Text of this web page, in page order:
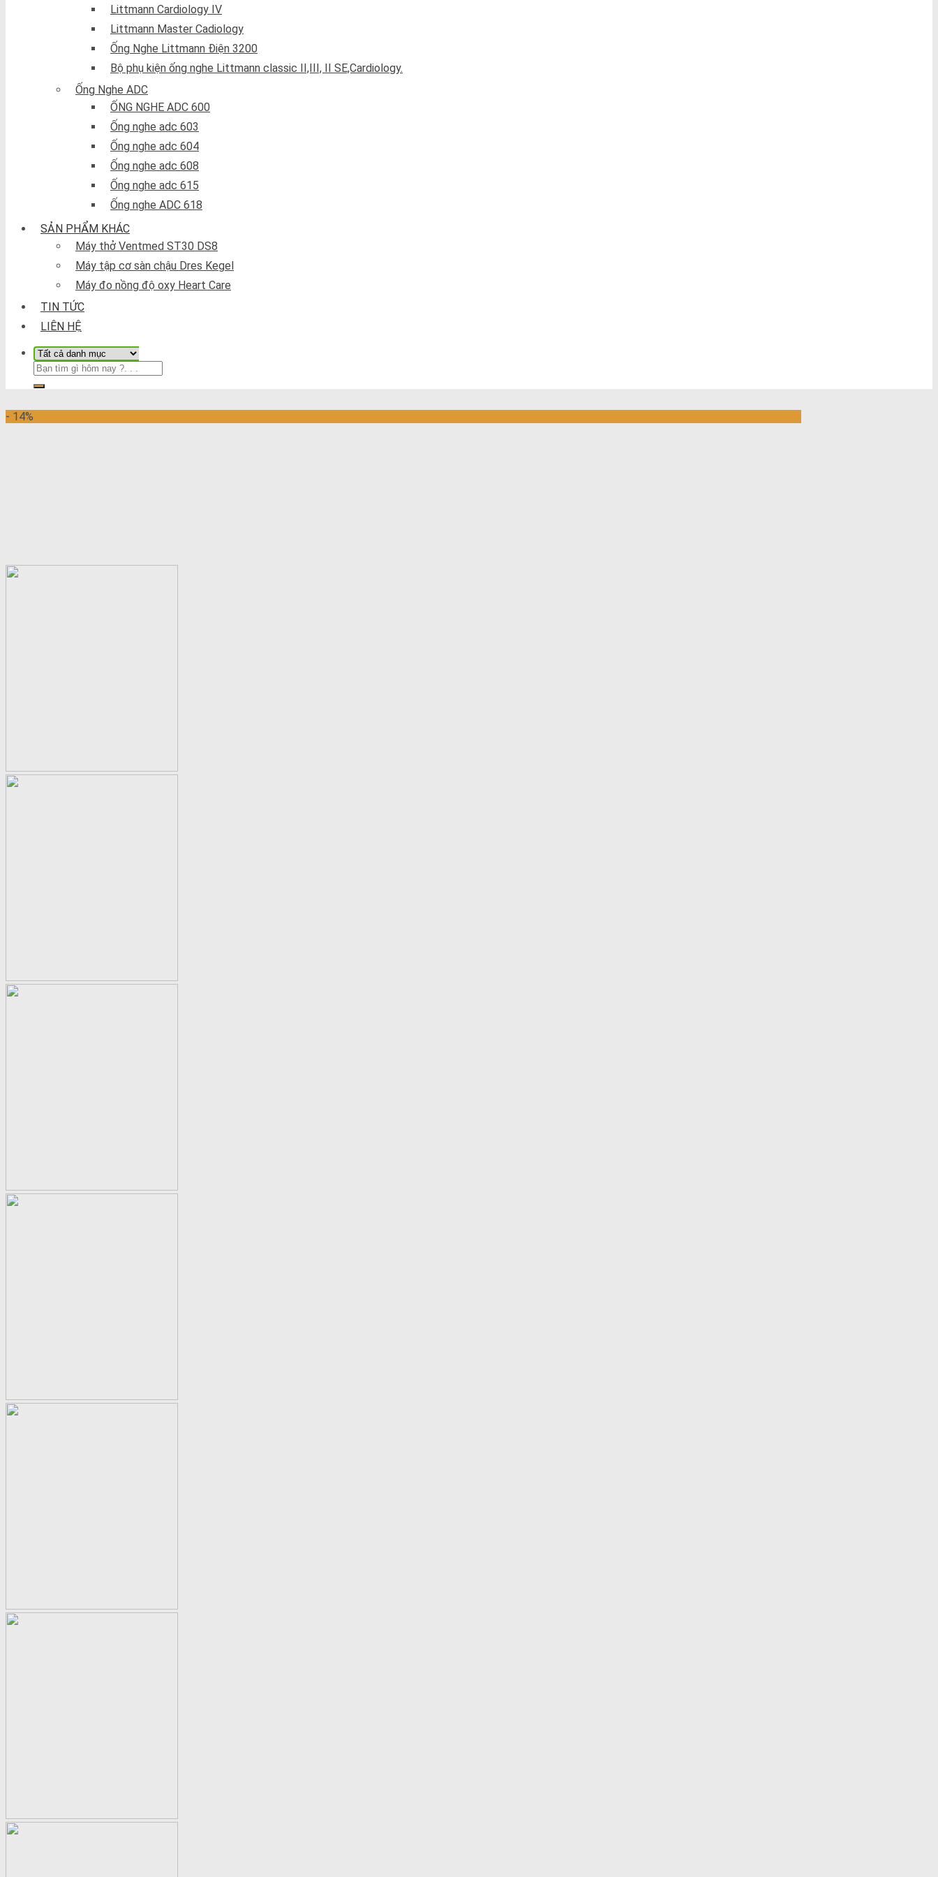
Littmann Cardiology IV
Littmann Master Cadiology
Ống Nghe Littmann Điện 3200
Bộ phụ kiện ống nghe Littmann classic II,III, II SE,Cardiology.
Ống Nghe ADC
ỐNG NGHE ADC 600
Ống nghe adc 603
Ống nghe adc 604
Ống nghe adc 608
Ống nghe adc 615
Ống nghe ADC 618
SẢN PHẨM KHÁC
Máy thở Ventmed ST30 DS8
Máy tập cơ sàn chậu Dres Kegel
Máy đo nồng độ oxy Heart Care
TIN TỨC
LIÊN HỆ
- 14%